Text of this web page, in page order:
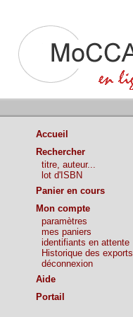
Accueil
Rechercher
titre, auteur...
lot d'ISBN
Panier en cours
Mon compte
paramètres
mes paniers
identifiants en attente
Historique des exports
déconnexion
Aide
Portail